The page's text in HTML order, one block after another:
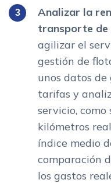
Analizar la
transporte de
agilizar el
gestión de
unos datos
tarifas y
servicio, como
kilómetros
índice medio
comparación
los gastos